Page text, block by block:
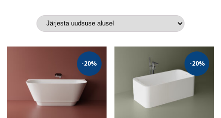
-20% -20%